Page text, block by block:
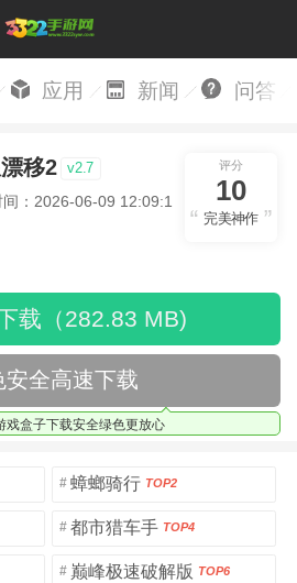
应用 新闻 问答
移2 v2.7
：2026-06-09 12:09:15
评分
10
完美神作
载（282.83 MB)
安全高速下载
戏盒子下载安全绿色更放心
# 蟑螂骑行 TOP2
# 都市猎车手 TOP4
# 巅峰极速破解版 TOP6